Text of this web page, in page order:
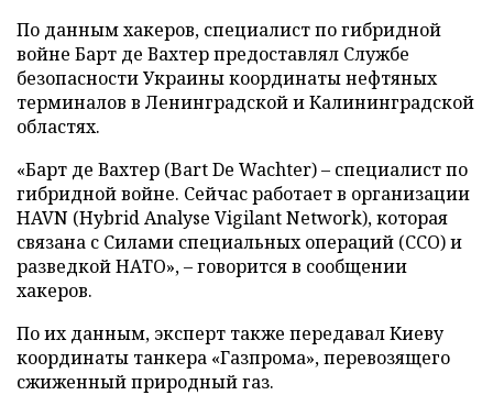
По данным хакеров, специалист по гибридной
войне Барт де Вахтер предоставлял Службе
безопасности Украины координаты нефтяных
терминалов в Ленинградской и Калининградской
областях.
«Барт де Вахтер (Bart De Wachter) – специалист по
гибридной войне. Сейчас работает в организации
HAVN (Hybrid Analyse Vigilant Network), которая
связана с Силами специальных операций (ССО) и
разведкой НАТО», – говорится в сообщении
хакеров.
По их данным, эксперт также передавал Киеву
координаты танкера «Газпрома», перевозящего
сжиженный природный газ.